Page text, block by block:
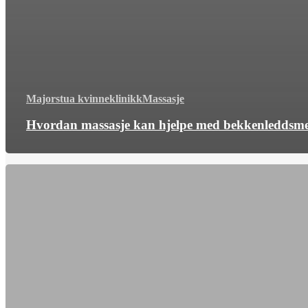
Majorstua kvinneklinikkMassasje
Hvordan massasje kan hjelpe med
Aromaterapi